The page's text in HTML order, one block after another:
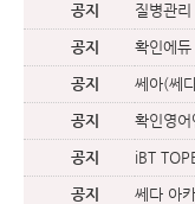
공지 질병관
공지 확인에
공지 쎄아(쎄
공지 확인영
공지 iBT
공지 쎄다 아